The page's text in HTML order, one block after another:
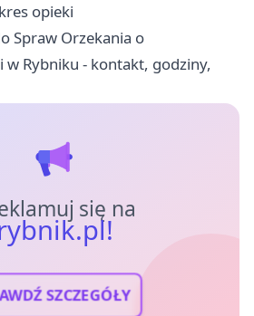
opieki
Spraw Orzekania o
w Rybniku - kontakt, godziny,
się na
SZCZEGÓŁY